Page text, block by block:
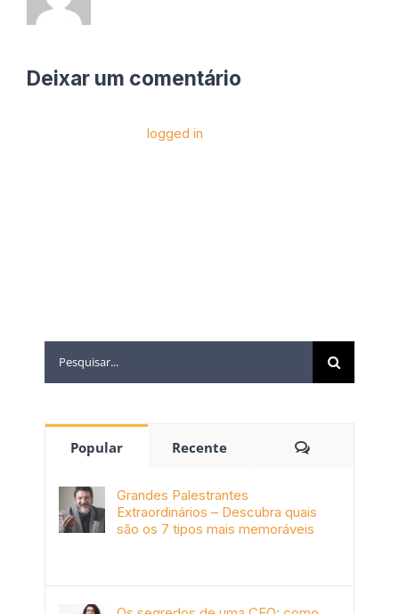
Deixar um comentário
logged in
Popular Recente
Grandes Palestrantes
Extraordinários – Descubra quais
são os 7 tipos mais memoráveis